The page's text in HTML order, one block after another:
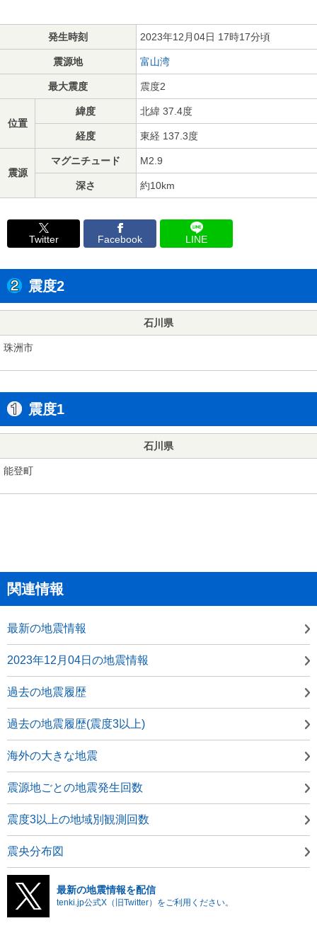
発生時刻 2023年12月04日 17時17分頃
震源地 富山湾
最大震度 震度2
位置
緯度 北緯 37.4度
経度 東経 137.3度
震源
マグニチュード M2.9
深さ 約10km
Twitter Facebook LINE
震度2
石川県
珠洲市
震度1
石川県
能登町
関連情報
最新の地震情報
2023年12月04日の地震情報
過去の地震履歴
過去の地震履歴(震度3以上)
海外の大きな地震
震源地ごとの地震発生回数
震度3以上の地域別観測回数
震央分布図
最新の地震情報を配信
tenki.jp公式X（旧Twitter）をご利用ください。